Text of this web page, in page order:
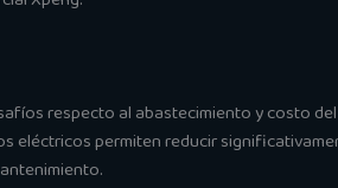
respecto al abastecimiento y costo
eléctricos permiten reducir